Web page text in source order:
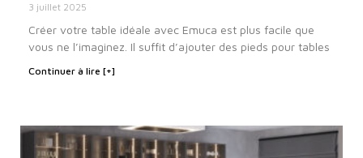
3 juillet 2025
Créer votre table idéale avec Emuca est plus facile que
vous ne l’imaginez. Il suffit d’ajouter des pieds pour tables
Continuer à lire [+]